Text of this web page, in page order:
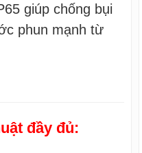
giúp chống bụi
phun mạnh từ
đầy đủ: